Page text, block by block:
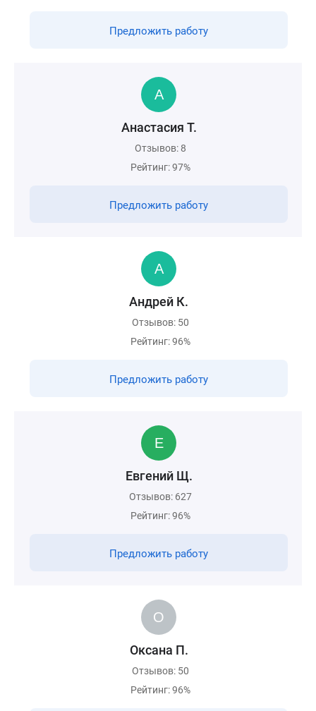
Предложить работу
Анастасия Т.
Отзывов: 8
Рейтинг: 97%
Предложить работу
Андрей К.
Отзывов: 50
Рейтинг: 96%
Предложить работу
Евгений Щ.
Отзывов: 627
Рейтинг: 96%
Предложить работу
Оксана П.
Отзывов: 50
Рейтинг: 96%